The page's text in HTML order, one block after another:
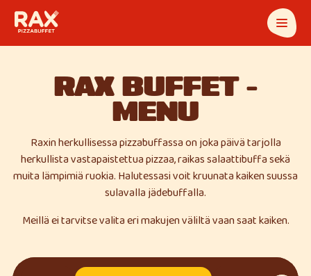
RAX BUFFET -
MENU
Raxin herkullisessa pizzabuffassa on joka päivä tarjolla
herkullista vastapaistettua pizzaa, raikas salaattibuffa sekä
muita lämpimiä ruokia. Halutessasi voit kruunata kaiken suussa
sulavalla jädebuffalla.
Meillä ei tarvitse valita eri makujen väliltä vaan saat kaiken.